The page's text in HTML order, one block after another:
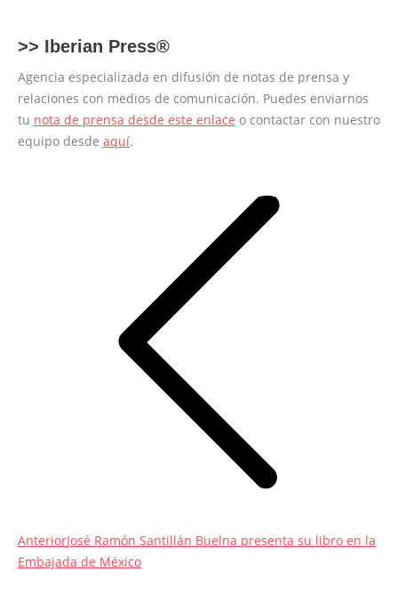
>> Iberian Press®
Agencia especializada en difusión de notas de prensa y
relaciones con medios de comunicación. Puedes enviarnos
tu nota de prensa desde este enlace o contactar con nuestro
equipo desde aquí.
AnteriorEntrada
anterior:
José Ramón Santillán Buelna presenta su libro en la
Embajada de México